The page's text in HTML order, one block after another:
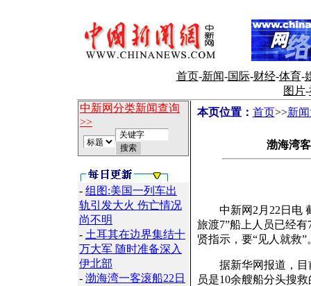
首页-新闻-国际-财经-体育-
图片-
中新网分类新闻查询
>>
- 组图:美国一列车出
轨引发大火 伤亡情况
尚不明
- 土耳其在边界集结十
万大军 随时准备深入
伊北部
- 渤海湾一客滚船22日
本页位置： 首页>>新
渤海湾
中新网2月22日电 截
旅渡7”船上人员已经
贤指示，要“见人就救”
据新华网报道，目
员是10余艘船分头搜